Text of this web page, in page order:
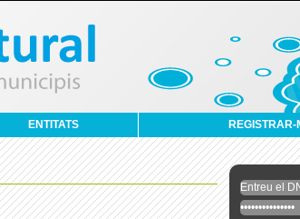
ENTITATS REGISTRAR-